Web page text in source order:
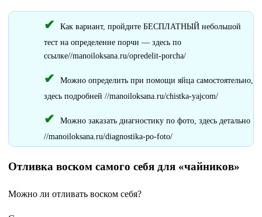
Как вариант, пройдите БЕСПЛАТНЫЙ небольшой
тест на определение порчи — здесь по
ссылке//manoiloksana.ru/opredelit-porcha/
Можно определить при помощи яйца самостоятельно,
здесь подробней //manoiloksana.ru/chistka-yajcom/
Можно заказать диагностику по фото, здесь детально
//manoiloksana.ru/diagnostika-po-foto/
Отливка воском самого себя для «чайников»
Можно ли отливать воском себя?